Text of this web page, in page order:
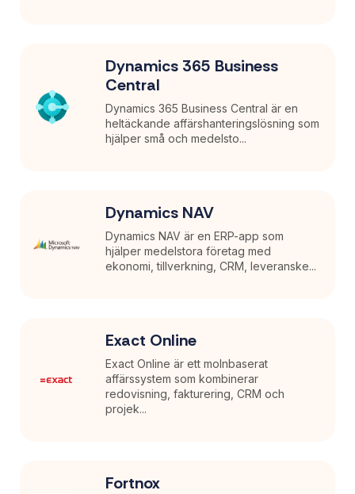
Dynamics 365 Business
Central
Dynamics 365 Business Central är en
heltäckande affärshanteringslösning som
hjälper små och medelsto...
Dynamics NAV
Dynamics NAV är en ERP-app som
hjälper medelstora företag med
ekonomi, tillverkning, CRM, leveranske...
Exact Online
Exact Online är ett molnbaserat
affärssystem som kombinerar
redovisning, fakturering, CRM och
projek...
Fortnox